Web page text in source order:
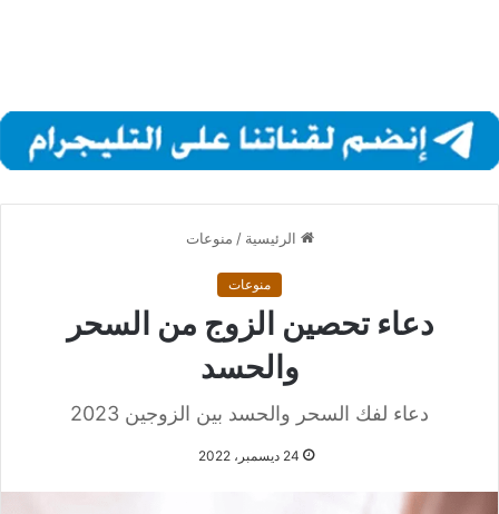
الرئيسية / منوعات
منوعات
دعاء تحصين الزوج من السحر
والحسد
دعاء لفك السحر والحسد بين الزوجين 2023
24 ديسمبر، 2022